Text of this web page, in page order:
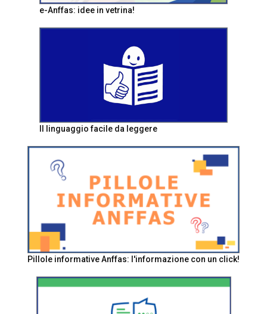
e-Anffas: idee in vetrina!
Il linguaggio facile da leggere
Pillole informative Anffas: l'informazione con un click!